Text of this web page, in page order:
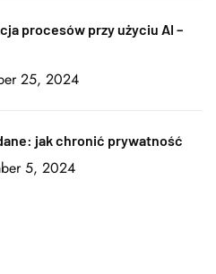
procesów przy użyciu AI –
25, 2024
jak chronić prywatność
5, 2024